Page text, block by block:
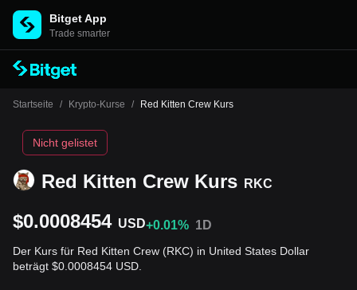
Bitget App
Trade smarter
Startseite / Krypto-Kurse / Red Kitten Crew Kurs
Red Kitten Crew Kurs RKC
Nicht gelistet
$0.0008454 USD+0.01% 1D
Der Kurs für Red Kitten Crew (RKC) in United States Dollar
beträgt $0.0008454 USD.